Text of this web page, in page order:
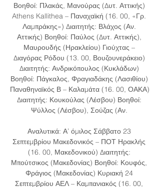
Βοηθοί: Πλακάς, Μανούρας (Δυτ. Αττικής)
Athens Kallithea – Παναχαϊκή (16. 00, «Γρ.
Λαμπράκης») Διαιτητής: Βλάχος (Αν.
Αττικής) Βοηθοί: Παύλος (Δυτ. Αττικής),
Μαυρουδής (Ηρακλείου) Γιούχτας –
Διαγόρας Ρόδου (13. 00, Βουζουνεράκειο)
Διαιτητής: Ανδρικόπουλος (Κυκλάδων)
Βοηθοί: Πάγκαλος, Φραγιαδάκης (Λασιθίου)
Παναθηναϊκός Β – Καλαμάτα (16. 00, ΟΑΚΑ)
Διαιτητής: Κουκούλας (Λέσβου) Βοηθοί:
Ψύλλος (Λέσβου), Σούζας (Αν.
Αναλυτικά: Α’ όμιλος Σάββατο 23
Σεπτεμβρίου Μακεδονικός – ΠΟΤ Ηρακλής
(16. 00, Μακεδονικού) Διαιτητής:
Μπούτσικος (Μακεδονίας) Βοηθοί: Κουφός,
Φράγιος (Μακεδονίας) Κυριακή 24
Σεπτεμβρίου ΑΕΛ – Καμπανιακός (16. 00,